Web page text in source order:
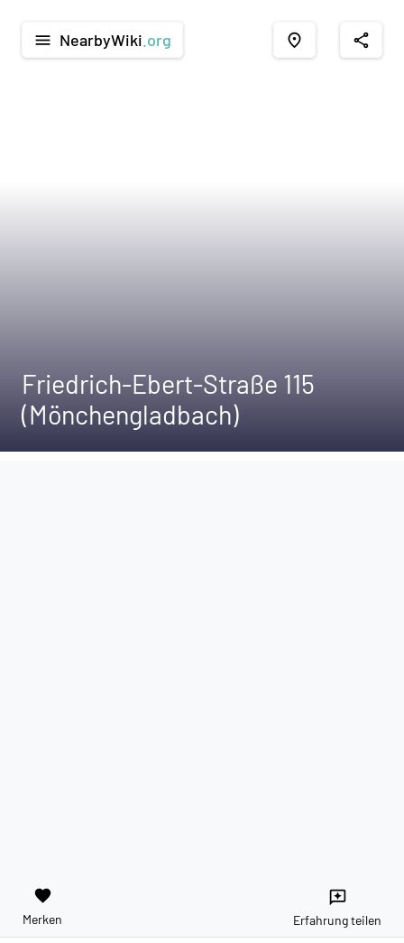
menu NearbyWiki .org place share
Friedrich-Ebert-Straße 115
(Mönchengladbach)
favorite
Merken
reviews
Erfahrung teilen